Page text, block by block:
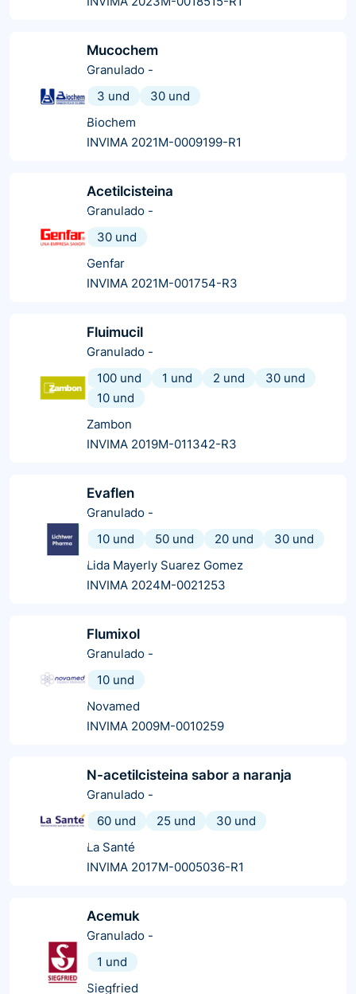
Mucochem
Granulado -
3 und
30 und
Biochem
INVIMA 2021M-0009199-R1
Acetilcisteina
Granulado -
30 und
Genfar
INVIMA 2021M-001754-R3
Fluimucil
Granulado -
100 und
1 und 2 und
30 und
10 und
Zambon
INVIMA 2019M-011342-R3
Evaflen
Granulado -
10 und
50 und 20 und
30 und
Lida Mayerly Suarez Gomez
INVIMA 2024M-0021253
Flumixol
Granulado -
10 und
Novamed
INVIMA 2009M-0010259
N-acetilcisteina sabor a naranja
Granulado -
60 und
25 und
30 und
La Santé
INVIMA 2017M-0005036-R1
Acemuk
Granulado -
1 und
Siegfried